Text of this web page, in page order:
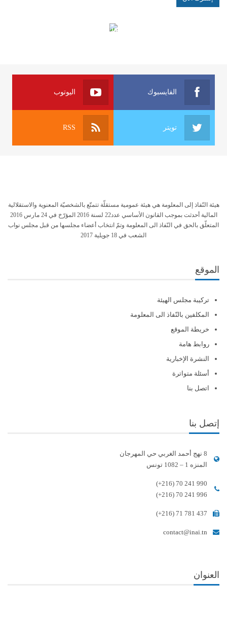
الهياكل الخاضعة لقانون النفاذ إلى المعلومة
الفايسبوك اليوتوب
تويتر RSS
هيئة النّفاذ إلى المعلومة هي هيئة عمومية مستقلّة تتمتّع بالشخصيّة المعنوية والاستقلالية
المالية أحدثت بموجب القانون الأساسي عدد22 لسنة 2016 المؤرّخ في 24 مارس 2016
المتعلّق بالحق في النّفاذ الى المعلومة وتمّ انتخاب أعضاء مجلسها من قبل مجلس نواب
الشعب في 18 جويلية 2017
الموقع
تركيبة مجلس الهيئة
المكلفين بالنّفاذ الى المعلومة
خريطة الموقع
روابط هامة
النشرة الإخبارية
أسئلة متواترة
اتصل بنا
إتصل بنا
8 نهج أحمد الغربي حي المهرجان
المنزه 1 – 1082 تونس
(+216) 70 241 990
(+216) 70 241 996
(+216) 71 781 437
contact@inai.tn
العنوان